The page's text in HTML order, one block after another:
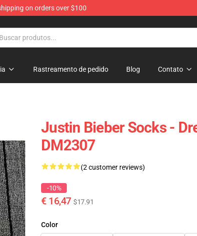
on orders over $100
Rastreamento de pedido Blog Contato
Justin Bieber Socks -
DM2307
(2 customer reviews)
-10%
€ 16,47 $17.91
Color